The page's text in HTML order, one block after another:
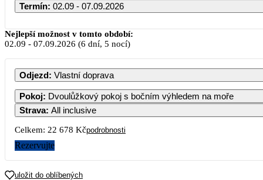
Termín: 02.09 - 07.09.2026
Nejlepší možnost v tomto období:
02.09 - 07.09.2026 (6 dní, 5 nocí)
Odjezd: Vlastní doprava
Pokoj: Dvoulůžkový pokoj s bočním výhledem na moře
Strava: All inclusive
Celkem: 22 678 Kčpodrobnosti
Rezervujte
uložit do oblíbených